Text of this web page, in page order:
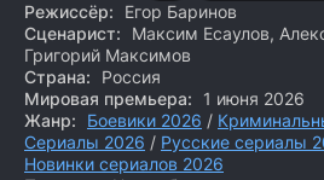
Режиссёр:
Егор Баринов
Сценарист:
Максим Есаулов,
Григорий Максимов
Страна:
Россия
Мировая премьера:
1 июня 2026
Жанр:
Боевики 2026 /
Сериалы 2026 / Русские сериалы
Новинки сериалов 2026